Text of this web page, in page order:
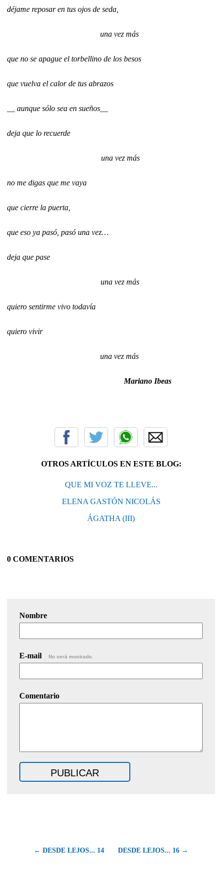
déjame reposar en tus ojos de seda,
una vez más
que no se apague el torbellino de los besos
que vuelva el calor de tus abrazos
__ aunque sólo sea en sueños__
deja que lo recuerde
una vez más
no me digas que me vaya
que cierre la puerta,
que eso ya pasó, pasó una vez…
deja que pase
una vez más
quiero sentirme vivo todavía
quiero vivir
una vez más
Mariano Ibeas
OTROS ARTÍCULOS EN ESTE BLOG:
QUE MI VOZ TE LLEVE...
ELENA GASTÓN NICOLÁS
ÁGATHA (III)
0 COMENTARIOS
Nombre
E-mail No será mostrado.
Comentario
← DESDE LEJOS... 14 DESDE LEJOS... 16 →